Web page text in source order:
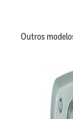
Outros